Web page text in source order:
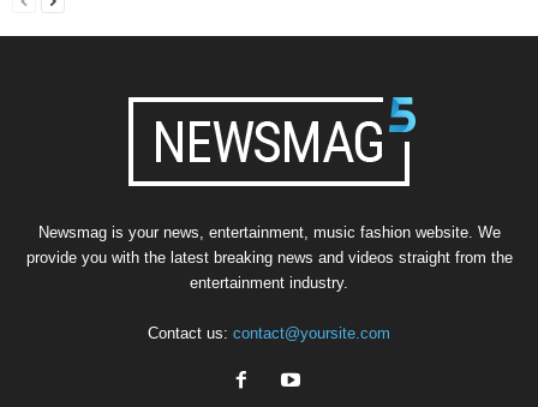
Newsmag is your news, entertainment, music fashion website. We
provide you with the latest breaking news and videos straight from the
entertainment industry.
Contact us: contact@yoursite.com